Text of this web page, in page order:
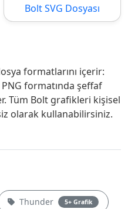
Bolt SVG Dosyası
formatlarını içerir:
formatında şeffaf
Tüm Bolt grafikleri kişisel
olarak kullanabilirsiniz.
Thunder 5+ Grafik